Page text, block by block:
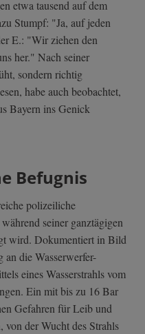
etwa tausend auf dem
Stumpf: "Ja, auf jeden
E.: "Wir ziehen den
her." Nach seiner
sondern richtig
habe auch beobachtet,
Bayern ins Genick
Befugnis
polizeiliche
seiner ganztägigen
wird. Dokumentiert in Bild
die Wasserwerfer-
eines Wasserstrahls vom
Ein mit bis zu 16 Bar
Gefahren für Leib und
von der Wucht des Strahls